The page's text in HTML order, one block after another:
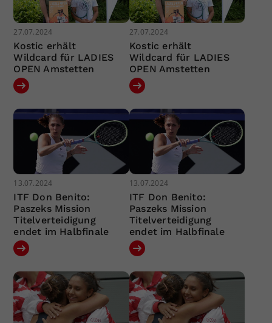
27.07.2024
Kostic erhält
Wildcard für LADIES
OPEN Amstetten
27.07.2024
Kostic erhält
Wildcard für LADIES
OPEN Amstetten
13.07.2024
ITF Don Benito:
Paszeks Mission
Titelverteidigung
endet im Halbfinale
13.07.2024
ITF Don Benito:
Paszeks Mission
Titelverteidigung
endet im Halbfinale